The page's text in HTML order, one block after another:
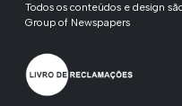
Todos os conteúdos e design
Group of Newspapers